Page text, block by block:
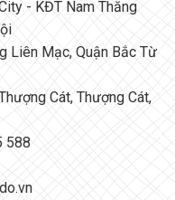
- KĐT Nam Thăng
Liên Mạc, Quận Bắc Từ
Cát, Thượng Cát,
588